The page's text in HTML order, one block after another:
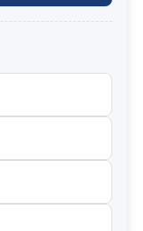
mm
phần kỹ thuật